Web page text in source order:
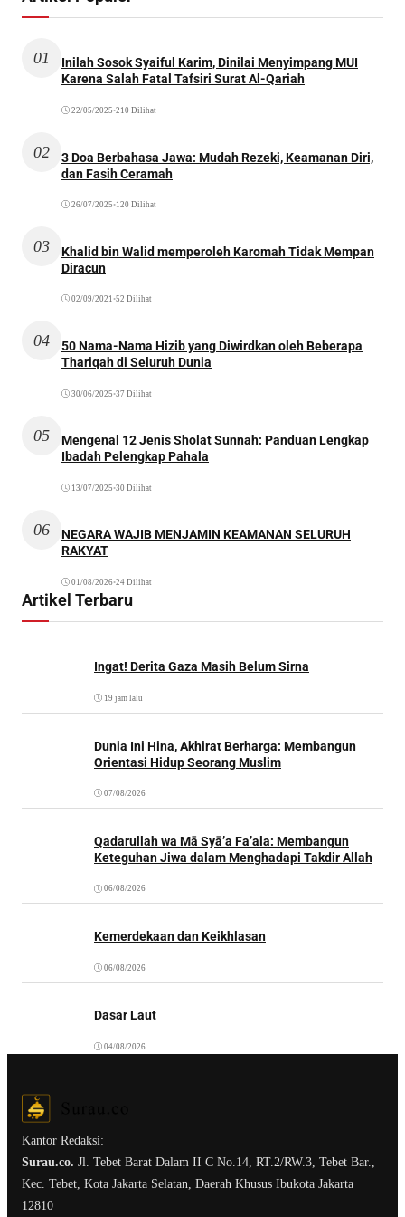
01
Inilah Sosok Syaiful Karim, Dinilai Menyimpang MUI
Karena Salah Fatal Tafsiri Surat Al-Qariah
22/05/2025 •210 Dilihat
02
3 Doa Berbahasa Jawa: Mudah Rezeki, Keamanan Diri,
dan Fasih Ceramah
26/07/2025 •120 Dilihat
03
Khalid bin Walid memperoleh Karomah Tidak Mempan
Diracun
02/09/2021 •52 Dilihat
04
50 Nama-Nama Hizib yang Diwirdkan oleh Beberapa
Thariqah di Seluruh Dunia
30/06/2025 •37 Dilihat
05
Mengenal 12 Jenis Sholat Sunnah: Panduan Lengkap
Ibadah Pelengkap Pahala
13/07/2025 •30 Dilihat
06
NEGARA WAJIB MENJAMIN KEAMANAN SELURUH
RAKYAT
01/08/2026•24 Dilihat
Artikel Terbaru
Ingat! Derita Gaza Masih Belum Sirna
19 jam lalu
Dunia Ini Hina, Akhirat Berharga: Membangun
Orientasi Hidup Seorang Muslim
07/08/2026
Qadarullah wa Mā Syā’a Fa’ala: Membangun
Keteguhan Jiwa dalam Menghadapi Takdir Allah
06/08/2026
Kemerdekaan dan Keikhlasan
06/08/2026
Dasar Laut
04/08/2026
Kantor Redaksi:
Surau.co. Jl. Tebet Barat Dalam II C No.14, RT.2/RW.3, Tebet Bar.,
Kec. Tebet, Kota Jakarta Selatan, Daerah Khusus Ibukota Jakarta
12810